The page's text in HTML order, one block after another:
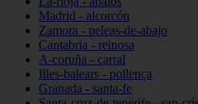
Madrid - alcorcón
Zamora - peleas-de-abajo
Cantabria - reinosa
A-coruña - carral
Illes-balears - pollença
Granada - santa-fe